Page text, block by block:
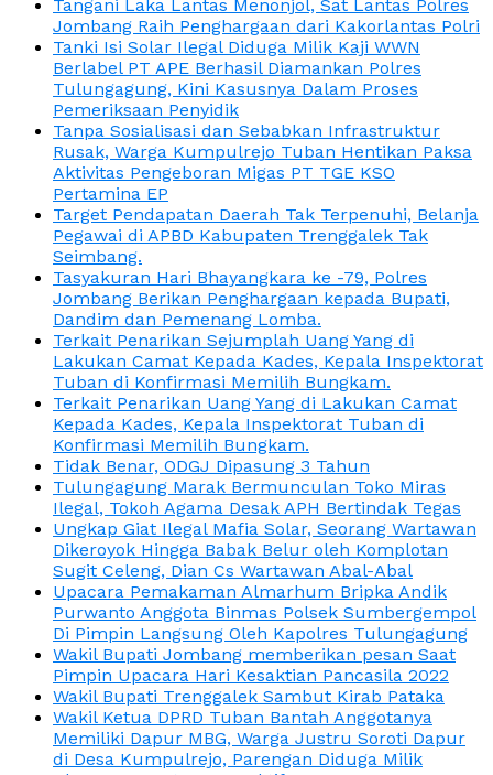
Tangani Laka Lantas Menonjol, Sat Lantas Polres
Jombang Raih Penghargaan dari Kakorlantas Polri
Tanki Isi Solar Ilegal Diduga Milik Kaji WWN
Berlabel PT APE Berhasil Diamankan Polres
Tulungagung, Kini Kasusnya Dalam Proses
Pemeriksaan Penyidik
Tanpa Sosialisasi dan Sebabkan Infrastruktur
Rusak, Warga Kumpulrejo Tuban Hentikan Paksa
Aktivitas Pengeboran Migas PT TGE KSO
Pertamina EP
Target Pendapatan Daerah Tak Terpenuhi, Belanja
Pegawai di APBD Kabupaten Trenggalek Tak
Seimbang.
Tasyakuran Hari Bhayangkara ke -79, Polres
Jombang Berikan Penghargaan kepada Bupati,
Dandim dan Pemenang Lomba.
Terkait Penarikan Sejumplah Uang Yang di
Lakukan Camat Kepada Kades, Kepala Inspektorat
Tuban di Konfirmasi Memilih Bungkam.
Terkait Penarikan Uang Yang di Lakukan Camat
Kepada Kades, Kepala Inspektorat Tuban di
Konfirmasi Memilih Bungkam.
Tidak Benar, ODGJ Dipasung 3 Tahun
Tulungagung Marak Bermunculan Toko Miras
Ilegal, Tokoh Agama Desak APH Bertindak Tegas
Ungkap Giat Ilegal Mafia Solar, Seorang Wartawan
Dikeroyok Hingga Babak Belur oleh Komplotan
Sugit Celeng, Dian Cs Wartawan Abal-Abal
Upacara Pemakaman Almarhum Bripka Andik
Purwanto Anggota Binmas Polsek Sumbergempol
Di Pimpin Langsung Oleh Kapolres Tulungagung
Wakil Bupati Jombang memberikan pesan Saat
Pimpin Upacara Hari Kesaktian Pancasila 2022
Wakil Bupati Trenggalek Sambut Kirab Pataka
Wakil Ketua DPRD Tuban Bantah Anggotanya
Memiliki Dapur MBG, Warga Justru Soroti Dapur
di Desa Kumpulrejo, Parengan Diduga Milik